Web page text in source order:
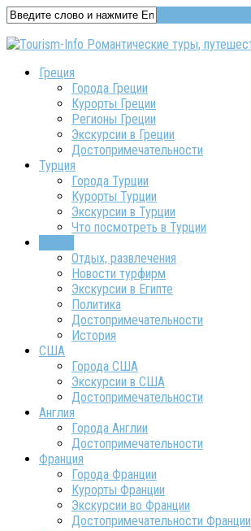
Греция
Города Греции
Курорты Греции
Регионы Греции
Экскурсии в Греции
Достопримечательности
Турция
Города Турции
Курорты Турции
Экскурсии в Турции
Что посмотреть в Турции
Отдых, развлечения
Новости турфирм
Экскурсии в Египте
Политика
Достопримечательности
История
США
Города США
Экскурсии в США
Достопримечательности
Англия
Города Англии
Достопримечательности
Франция
Города Франции
Курорты Франции
Экскурсии во Франции
Достопримечательности Франции